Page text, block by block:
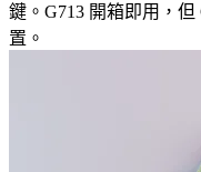
鍵。G713 開箱即用，
置。